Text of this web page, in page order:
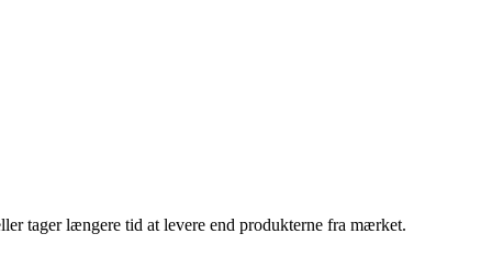
tager længere tid at levere end produkterne fra mærket.